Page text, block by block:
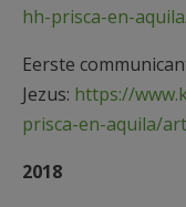
hh-prisca-en-
Eerste
Jezus: https://
prisca-en-aquila/
2018